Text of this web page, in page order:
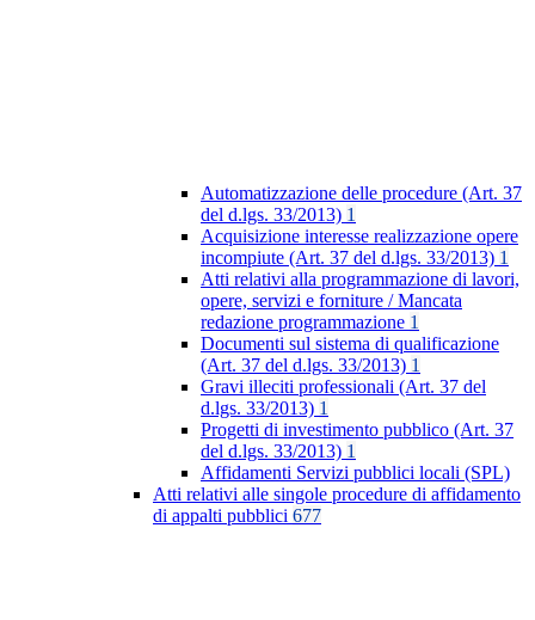
Automatizzazione delle procedure (Art. 37
del d.lgs. 33/2013) 1
Acquisizione interesse realizzazione opere
incompiute (Art. 37 del d.lgs. 33/2013) 1
Atti relativi alla programmazione di lavori,
opere, servizi e forniture / Mancata
redazione programmazione 1
Documenti sul sistema di qualificazione
(Art. 37 del d.lgs. 33/2013) 1
Gravi illeciti professionali (Art. 37 del
d.lgs. 33/2013) 1
Progetti di investimento pubblico (Art. 37
del d.lgs. 33/2013) 1
Affidamenti Servizi pubblici locali (SPL)
Atti relativi alle singole procedure di affidamento
di appalti pubblici 677